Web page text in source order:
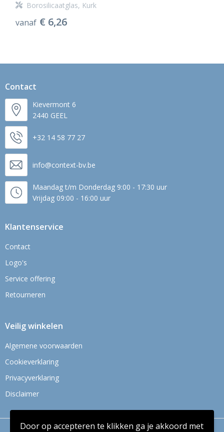
Borosilicaatglas, Kurk
vanaf € 6,26
Contact
Kievermont 6
2440 GEEL
+32 14 58 77 27
info@context-bv.be
Maandag t/m Donderdag 9:00 - 17:30 uur
Vrijdag 09:00 - 16:00 uur
Klantenservice
Contact
Logo's
Service offering
Retourneren
Veilig winkelen
Algemene voorwaarden
Cookieverklaring
Privacyverklaring
Disclaimer
Door op accepteren te klikken ga je akkoord met